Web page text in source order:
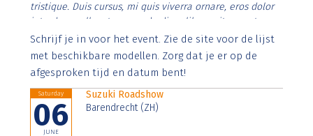
tristique. Duis cursus, mi quis viverra ornare, eros dolor
interdum nulla, ut commodo diam libero vitae erat.
Aenean faucibus nibh et justo cursus id rutrum lorem
imperdiet. Nunc ut sem vitae risus tristique posuere.
Schrijf je in voor het event. Zie de site voor de lijst
met beschikbare modellen. Zorg dat je er op de
afgesproken tijd en datum bent!
Saturday
06
JUNE
Suzuki Roadshow
Barendrecht (ZH)